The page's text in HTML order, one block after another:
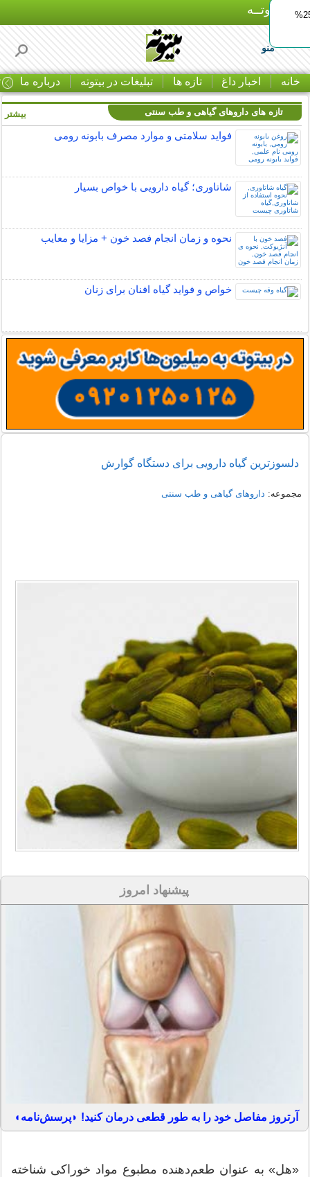
بـیتوتــه
منو
خانه اخبار داغ تازه ها تبلیغات در بیتوته درباره ما
ایمپلنت اقساطی با ضمانت مادام‌العمر+ 25%
تازه های داروهای گیاهی و طب سنتی
فواید سلامتی و موارد مصرف بابونه رومی
شاتاوری؛ گیاه دارویی با خواص بسیار
نحوه و زمان انجام فصد خون + مزایا و معایب
خواص و فواید گیاه افنان برای زنان
بیشتر
دلسوزترین گیاه دارویی برای دستگاه گوارش
مجموعه: داروهای گیاهی و طب سنتی
پیشنهاد امروز
آرتروز مفاصل خود را به طور قطعی درمان کنید! ◗پرسش‌نامه◖
«هل» به عنوان طعم‌دهنده‌ مطبوع مواد خوراکی شناخته